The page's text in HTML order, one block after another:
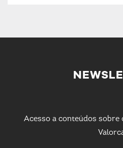
Acesso a conteúdos sobre